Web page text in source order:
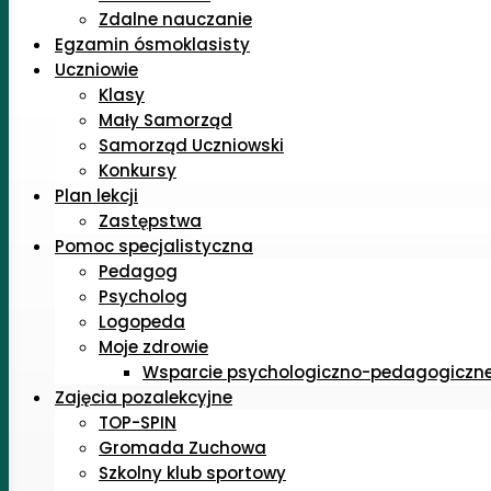
Zdalne nauczanie
Egzamin ósmoklasisty
Uczniowie
Klasy
Mały Samorząd
Samorząd Uczniowski
Konkursy
Plan lekcji
Zastępstwa
Pomoc specjalistyczna
Pedagog
Psycholog
Logopeda
Moje zdrowie
Wsparcie psychologiczno-
Zajęcia pozalekcyjne
TOP-SPIN
Gromada Zuchowa
Szkolny klub sportowy